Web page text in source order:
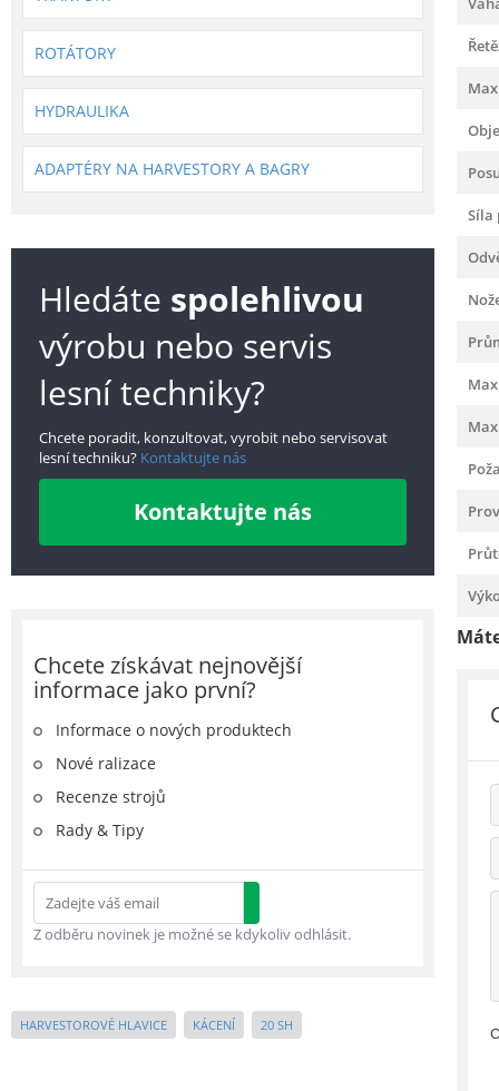
ROTÁTORY
HYDRAULIKA
ADAPTÉRY NA HARVESTORY A BAGRY
Hledáte spolehlivou
výrobu nebo servis
lesní techniky?
Chcete poradit, konzultovat, vyrobit nebo servisovat
lesní techniku? Kontaktujte nás
Kontaktujte nás
Chcete získávat nejnovější
informace jako první?
Informace o nových produktech
Nové ralizace
Recenze strojů
Rady & Tipy
Z odběru novinek je možné se kdykoliv odhlásit.
HARVESTOROVÉ HLAVICE KÁCENÍ 20 SH
Síla